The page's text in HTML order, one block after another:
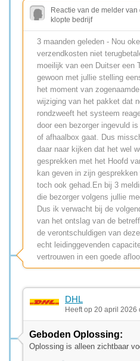
Reactie van de melder van
klopte bedrijf
3 maanden geleden - Nou
verzendkosten niet
moeilijk van een Duitser een
gewoon met jullie stelling
het moment van
wijziging van het pakket dat
rondzweeft het systeem
door een bezorger ingevuld
of afhaalbox gaat. Dus
daar naar kijken dat het wel
gesprekken met het Hoofd
kan geven in zijn
toch ook gehad.En bij 3
die bezorger volgens jullie
Dus ik verwacht bij de
van het ontslag van de
de verontschuldigen van
echt leidinggevenden
vertrouwen in een goede
DHL
Heeft op 20 april 2026
Geboden Oplossing:
Oplossing is alleen zichtbaar